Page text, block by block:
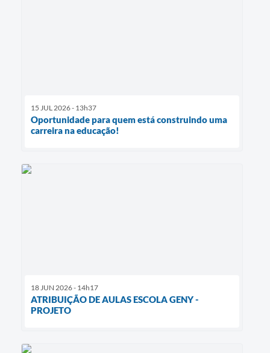
15 JUL 2026 - 13h37
Oportunidade para quem está construindo uma
carreira na educação!
18 JUN 2026 - 14h17
ATRIBUIÇÃO DE AULAS ESCOLA GENY -
PROJETO